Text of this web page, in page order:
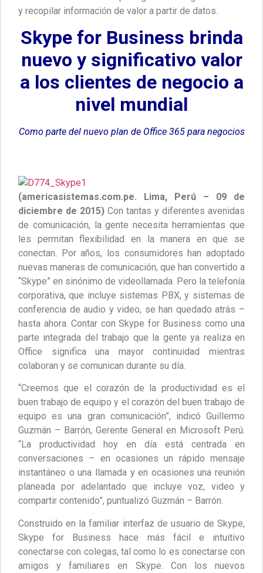
y recopilar información de valor a partir de datos.
Skype for Business brinda
nuevo y significativo valor
a los clientes de negocio a
nivel mundial
Como parte del nuevo plan de Office 365 para negocios
(americasistemas.com.pe. Lima, Perú – 09 de
diciembre de 2015) Con tantas y diferentes avenidas
de comunicación, la gente necesita herramientas que
les permitan flexibilidad en la manera en que se
conectan. Por años, los consumidores han adoptado
nuevas maneras de comunicación, que han convertido a
“Skype” en sinónimo de videollamada. Pero la telefonía
corporativa, que incluye sistemas PBX, y sistemas de
conferencia de audio y video, se han quedado atrás –
hasta ahora. Contar con Skype for Business como una
parte integrada del trabajo que la gente ya realiza en
Office significa una mayor continuidad mientras
colaboran y se comunican durante su día.
“Creemos que el corazón de la productividad es el
buen trabajo de equipo y el corazón del buen trabajo de
equipo es una gran comunicación”, indicó Guillermo
Guzmán – Barrón, Gerente General en Microsoft Perú.
“La productividad hoy en día está centrada en
conversaciones – en ocasiones un rápido mensaje
instantáneo o una llamada y en ocasiones una reunión
planeada por adelantado que incluye voz, video y
compartir contenido”, puntualizó Guzmán – Barrón.
Construido en la familiar interfaz de usuario de Skype,
Skype for Business hace más fácil e intuitivo
conectarse con colegas, tal como lo es conectarse con
amigos y familiares en Skype. Con los nuevos